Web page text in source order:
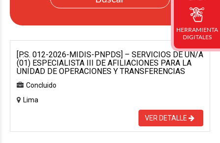
[P.S. 012-2026-MIDIS-PNPDS] – SERVICIOS DE UN/A
(01) ESPECIALISTA III DE AFILIACIONES PARA LA
UNIDAD DE OPERACIONES Y TRANSFERENCIAS
Concluido
Lima
VER DETALLE
HERRAMIENTA
DIGITALES